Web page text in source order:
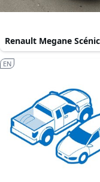
Renault Megane
EN